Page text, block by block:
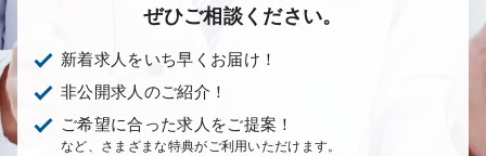
ぜひご相談ください。
新着求人をいち早くお届け！
非公開求人のご紹介！
ご希望に合った求人をご提案！
など、さまざまな特典がご利用いただけます。